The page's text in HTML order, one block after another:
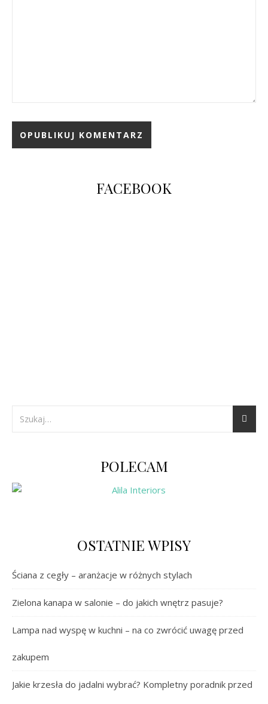
FACEBOOK
POLECAM
OSTATNIE WPISY
Ściana z cegły – aranżacje w różnych stylach
Zielona kanapa w salonie – do jakich wnętrz pasuje?
Lampa nad wyspę w kuchni – na co zwrócić uwagę przed
zakupem
Jakie krzesła do jadalni wybrać? Kompletny poradnik przed